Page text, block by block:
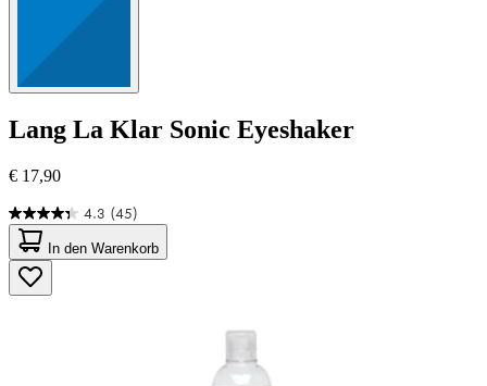
Lang La Klar Sonic Eyeshaker
€ 17,90
4.3 (45)
4.3
von
5
Sternen.
45
In den Warenkorb